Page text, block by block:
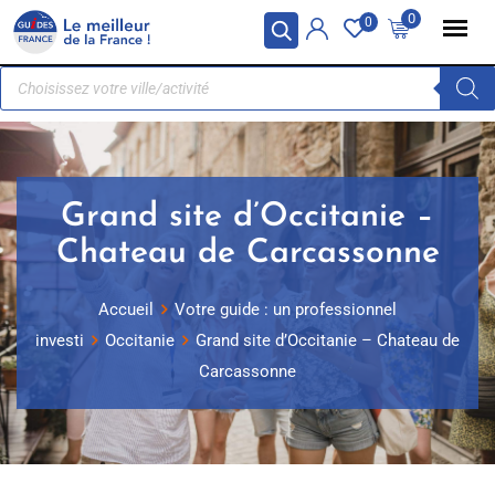
Panneau de gestion des cookies 0
0
Grand site d’Occitanie –
Chateau de Carcassonne
Accueil
Votre guide : un professionnel
investi
Occitanie
Grand site d’Occitanie – Chateau de
Carcassonne